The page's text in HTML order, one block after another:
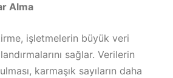
Alma
işletmelerin büyük veri
sağlar. Verilerin
karmaşık sayıların daha